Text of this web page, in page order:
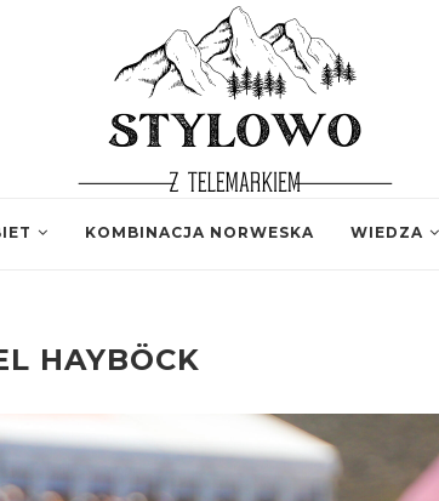
KOMBINACJA NORWESKA WIEDZA
HAYBÖCK